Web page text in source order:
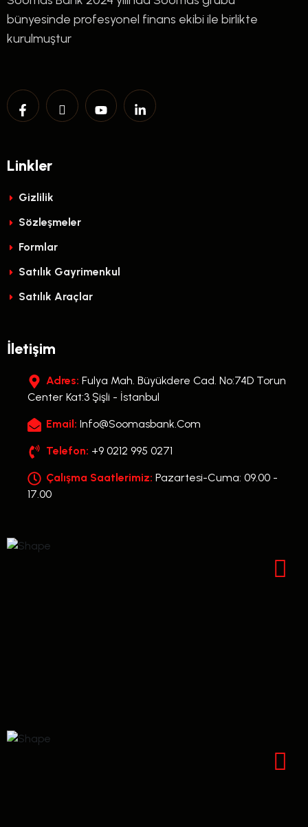
bünyesinde profesyonel finans ekibi ile birlikte
kurulmuştur
Linkler
Gizlilik
Sözleşmeler
Formlar
Satılık Gayrimenkul
Satılık Araçlar
İletişim
Adres: Fulya Mah. Büyükdere Cad. No:74D Torun
Center Kat:3 Şişli - İstanbul
Email: Info@soomasbank.com
Telefon: +9 0212 995 0271
Çalışma Saatlerimiz: Pazartesi-Cuma: 09.00 -
17.00